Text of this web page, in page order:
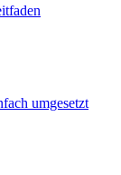
umgesetzt